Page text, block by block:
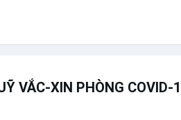
VẮC-XIN PHÒNG COVID-